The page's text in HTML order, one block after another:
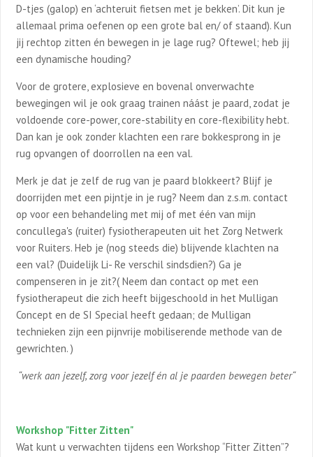
D-tjes (galop) en ‘achteruit fietsen met je bekken’. Dit kun je
allemaal prima oefenen op een grote bal en/ of staand). Kun
jij rechtop zitten én bewegen in je lage rug? Oftewel; heb jij
een dynamische houding?
Voor de grotere, explosieve en bovenal onverwachte
bewegingen wil je ook graag trainen náást je paard, zodat je
voldoende core-power, core-stability en core-flexibility hebt.
Dan kan je ook zonder klachten een rare bokkesprong in je
rug opvangen of doorrollen na een val.
Merk je dat je zelf de rug van je paard blokkeert? Blijf je
doorrijden met een pijntje in je rug? Neem dan z.s.m. contact
op voor een behandeling met mij of met één van mijn
concullega's (ruiter) fysiotherapeuten uit het Zorg Netwerk
voor Ruiters. Heb je (nog steeds die) blijvende klachten na
een val? (Duidelijk Li- Re verschil sindsdien?) Ga je
compenseren in je zit?( Neem dan contact op met een
fysiotherapeut die zich heeft bijgeschoold in het Mulligan
Concept en de SI Special heeft gedaan; de Mulligan
technieken zijn een pijnvrije mobiliserende methode van de
gewrichten. )
“werk aan jezelf, zorg voor jezelf én al je paarden bewegen beter“
Workshop "Fitter Zitten"
Wat kunt u verwachten tijdens een Workshop “Fitter Zitten”?